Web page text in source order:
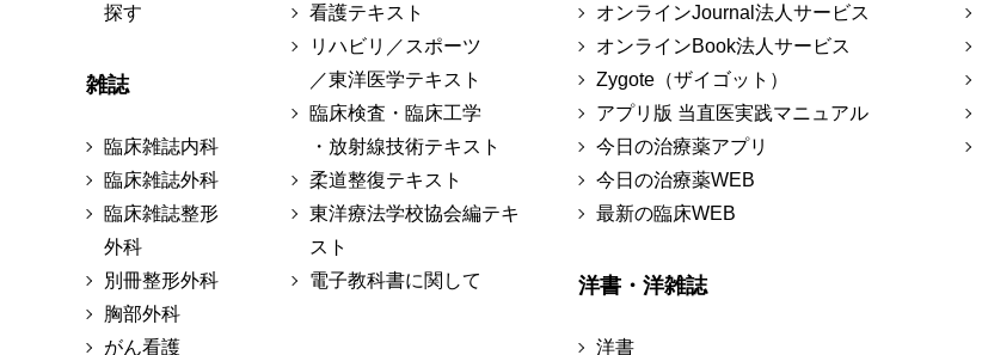
探す
雑誌
臨床雑誌内科
臨床雑誌外科
臨床雑誌整形
外科
別冊整形外科
胸部外科
がん看護
看護テキスト
リハビリ／スポーツ
／東洋医学テキスト
臨床検査・臨床工学
・放射線技術テキスト
柔道整復テキスト
東洋療法学校協会編テキ
スト
電子教科書に関して
オンラインJournal法人サービス
オンラインBook法人サービス
Zygote（ザイゴット）
アプリ版 当直医実践マニュアル
今日の治療薬アプリ
今日の治療薬WEB
最新の臨床WEB
洋書・洋雑誌
洋書